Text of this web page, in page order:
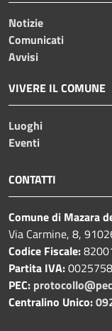
Notizie
Comunicati
Avvisi
VIVERE IL COMUNE
Luoghi
Eventi
CONTATTI
Comune di Mazara
Via Carmine, 8,
Codice Fiscale:
Partita IVA:
PEC:
Centralino Unico: